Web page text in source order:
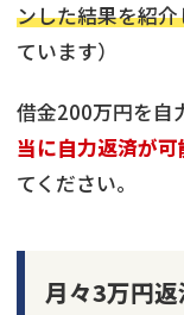
ンした結果を紹介
ています）
借金200万円を自
当に自力返済が可
てください。
月々3万円